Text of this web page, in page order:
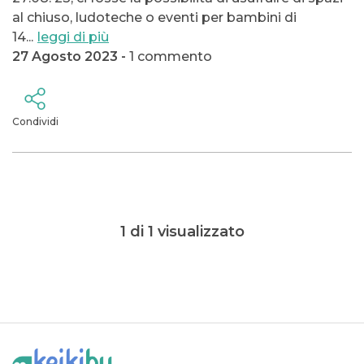
al chiuso, ludoteche o eventi per bambini di
14... leggi di più
27 Agosto 2023 - 1 commento
Condividi
1 di 1 visualizzato